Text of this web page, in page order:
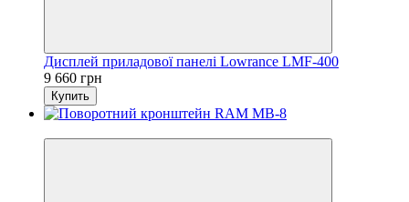
Дисплей приладової панелі Lowrance LMF-400
9 660 грн
Купить